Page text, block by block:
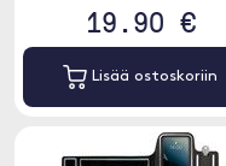
19.90 €
Lisää ostoskoriin